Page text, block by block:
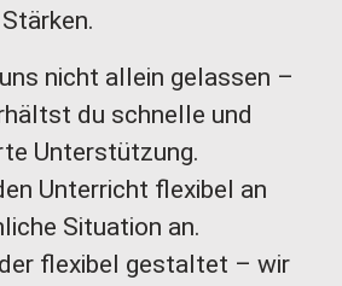
nicht allein gelassen –
du schnelle und
Unterstützung.
Unterricht flexibel an
Situation an.​​​​​​​
flexibel gestaltet – wir